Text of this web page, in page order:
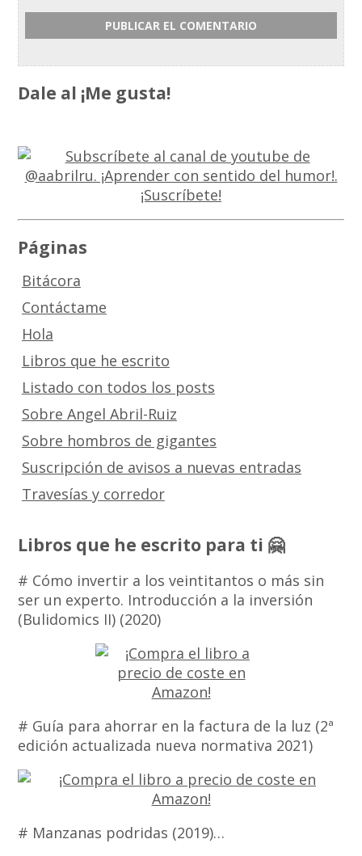
Dale al ¡Me gusta!
Páginas
Bitácora
Contáctame
Hola
Libros que he escrito
Listado con todos los posts
Sobre Angel Abril-Ruiz
Sobre hombros de gigantes
Suscripción de avisos a nuevas entradas
Travesías y corredor
Libros que he escrito para ti 🤗
# Cómo invertir a los veintitantos o más sin
ser un experto. Introducción a la inversión
(Bulidomics II) (2020)
# Guía para ahorrar en la factura de la luz (2ª
edición actualizada nueva normativa 2021)
# Manzanas podridas (2019)…